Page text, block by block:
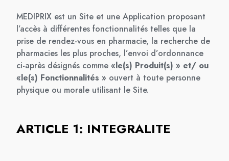
MEDIPRIX est un Site et une Application proposant
l’accès à différentes fonctionnalités telles que la
prise de rendez-vous en pharmacie, la recherche de
pharmacies les plus proches, l’envoi d’ordonnance
ci-après désignés comme «le(s) Produit(s) » et/ ou
«le(s) Fonctionnalités » ouvert à toute personne
physique ou morale utilisant le Site.
ARTICLE 1: INTEGRALITE